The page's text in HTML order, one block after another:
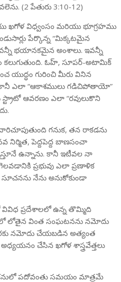
(2 పేతురు 3:10-12)
ఖగోళ విధ్వంసం మరియు భూగ్రహము
పేర్కొన్న “మిక్కటమైన
ఇవన్నీ భయానకమైన అంశాలు. ఇవన్నీ
కలుగుతుంది. ఓహ్, సూపర్-అటామిక్
యుద్ధం గురించి మీరు వినిన
ఎలా “ఆకాశములు గడిచిపోతాయో”
ఆవరణం ఎలా “రవులుకొని
గనుక, తన రాకడను
నిర్మిత, పెద్దపెద్ద బాణసంచా
ఉన్నాను. కానీ ఇటీవల నా
ప్రభువు ఎలా ప్రణాళిక
నేను అనుకోకుండా
వివిధ ప్రదేశాలలో ఉన్న తొమ్మిది
లోతైన వింత సంఘటనను నమోదు
నమోదు చేయబడిన అత్యంత
చేసిన ఖగోళ శాస్త్రవేత్తలు
పదోవంతు సమయం మాత్రమే